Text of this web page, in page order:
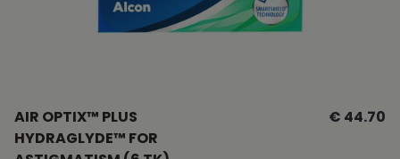
AIR OPTIX™ PLUS
HYDRAGLYDE™ FOR
€ 44.70